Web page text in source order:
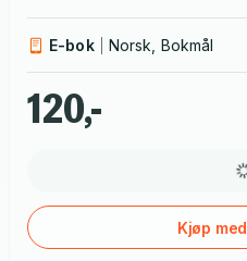
henne til øya.
E-bok Norsk, Bokmål
120,-
Kjøp med